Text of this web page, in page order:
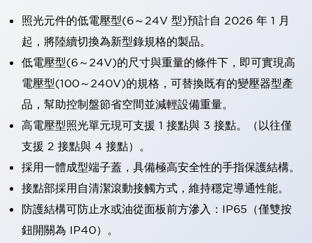
照光元件的低電壓型(6～24V 型)預計自 2026 年 1 月
起，將陸續切換為新型錄規格的製品。
低電壓型(6～24V)的尺寸與重量的條件下，即可實現高
電壓型(100～240V)的規格，可替換既有的變壓器型產
品，幫助控制盤節省空間並減輕設備重量。
高電壓型照光單元現可支援 1 接點與 3 接點。（以往僅
支援 2 接點與 4 接點）。
採用一體成型端子蓋，具備極高安全性的手指保護結構。
接點部採用自清潔滾動接觸方式，維持穩定導通性能。
防護結構可防止水或油從面板前方滲入：IP65（僅雙按
鈕開關為 IP40）。